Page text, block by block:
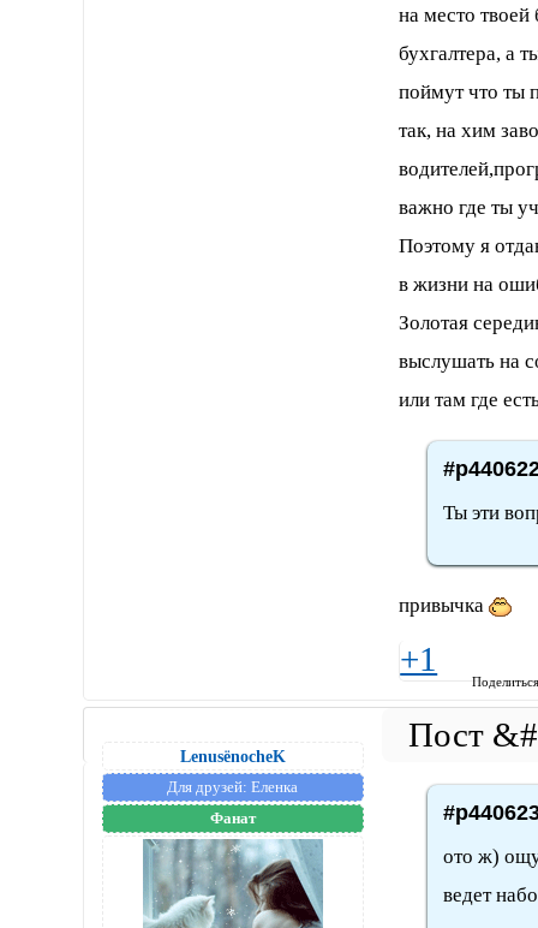
на место
бухгалтера, а
поймут что ты
так, на хим
важно где ты
Поэтому я
в жизни на
Золотая
выслушать на
или там где
Ты эти
привычка
+1
LenusёnocheK
Для друзей: Еленка
Фанат
ото ж)
ведет